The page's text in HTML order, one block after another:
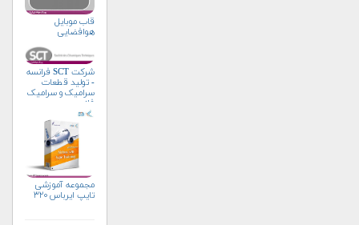
قاب موبایل
هوافضایی
شرکت SCT فرانسه
- تولید قطعات
سرامیک و سرامیک
فلز
مجموعه آموزشی
تایپ ایرباس ۳۲۰